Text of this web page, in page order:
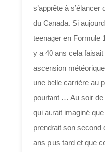
s’apprête à
du Canada. Si
teenager en Formule
y a 40 ans cela
ascension
une belle carrière au
pourtant … Au soir de
qui aurait imaginé
prendrait son second
ans plus tard et que